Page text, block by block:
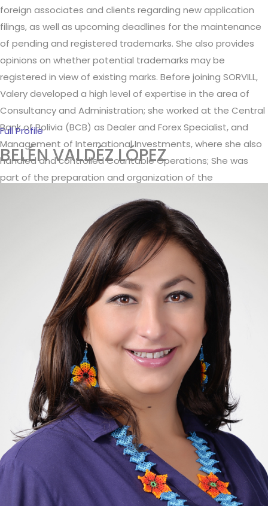
foreign associates and clients regarding new application
filings, as well as upcoming deadlines for the maintenance
of pending and registered trademarks. She also provides
opinions on whether potential trademarks may be
registered in view of existing marks. Before joining SORVILL,
Valery developed a high level of expertise in the area of
Consultancy and Administration; she worked at the Central
Bank of Bolivia (BCB) as Dealer and Forex Specialist, and
Management of International Investments, where she also
handled and controlled Countable Operations; She was
part of the preparation and organization of the
the European Union at the Ministry of Foreign Affairs and
was General Administrator at a Venezuelan Health Care
Clinic. She speaks Spanish, English, Russian, German,
Portuguese and French, and because of her language skills
she loves to work and communicate with all the clients
around the world.
Full Profile
BELÉN VALDÉZ LÓPEZ